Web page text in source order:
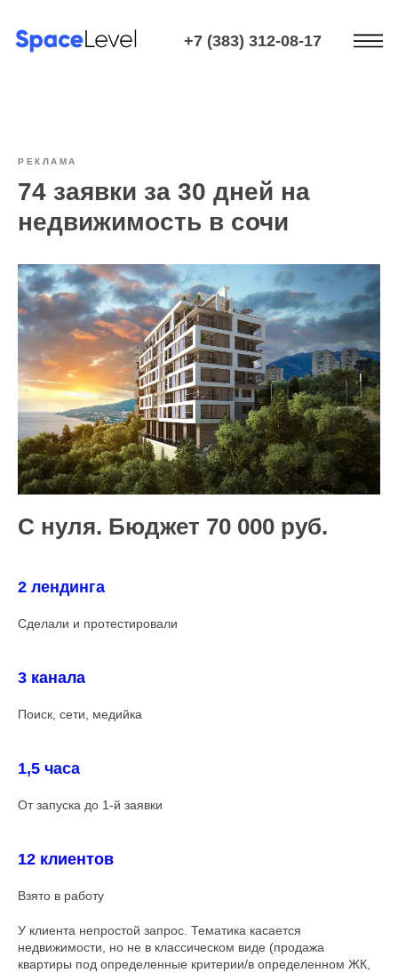
+7 (383) 312-08-17
РЕКЛАМА
74 заявки за 30 дней на
недвижимость в сочи
С нуля. Бюджет 70 000 руб.
2 лендинга
Сделали и протестировали
3 канала
Поиск, сети, медийка
1,5 часа
От запуска до 1-й заявки
12 клиентов
Взято в работу
У клиента непростой запрос. Тематика касается
недвижимости, но не в классическом виде (продажа
квартиры под определенные критерии/в определенном ЖК,